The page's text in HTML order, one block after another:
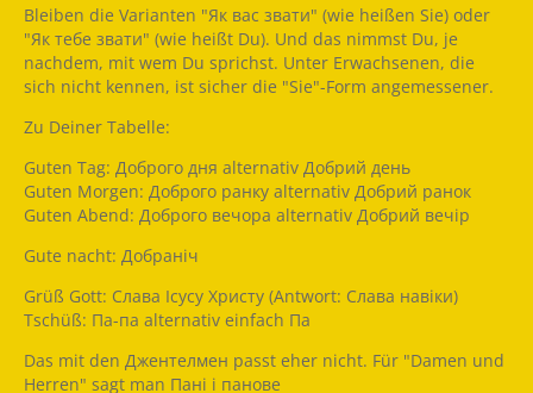
Bleiben die Varianten "Як вас звати" (wie heißen Sie) oder
"Як тебе звати" (wie heißt Du). Und das nimmst Du, je
nachdem, mit wem Du sprichst. Unter Erwachsenen, die
sich nicht kennen, ist sicher die "Sie"-Form angemessener.
Zu Deiner Tabelle:
Guten Tag: Доброго дня alternativ Добрий день
Guten Morgen: Доброго ранку alternativ Добрий ранок
Guten Abend: Доброго вечора alternativ Добрий вечір
Gute nacht: Добраніч
Grüß Gott: Слава Ісусу Христу (Antwort: Слава навіки)
Tschüß: Па-па alternativ einfach Па
Das mit den Джентелмен passt eher nicht. Für "Damen und
Herren" sagt man Пані і панове